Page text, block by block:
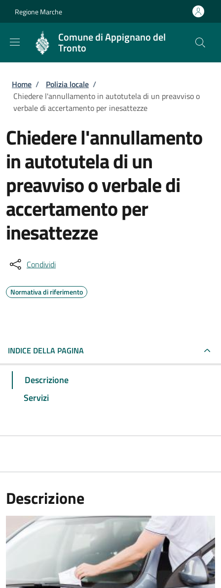
Regione Marche
Comune di Appignano del
Tronto
Briciole di pane
Home / Polizia locale /
Chiedere l'annullamento in autotutela di un preavviso o
verbale di accertamento per inesattezze
Chiedere l'annullamento
in autotutela di un
preavviso o verbale di
accertamento per
inesattezze
Condividi
Normativa di riferimento
INDICE DELLA PAGINA
Descrizione
Servizi
Descrizione